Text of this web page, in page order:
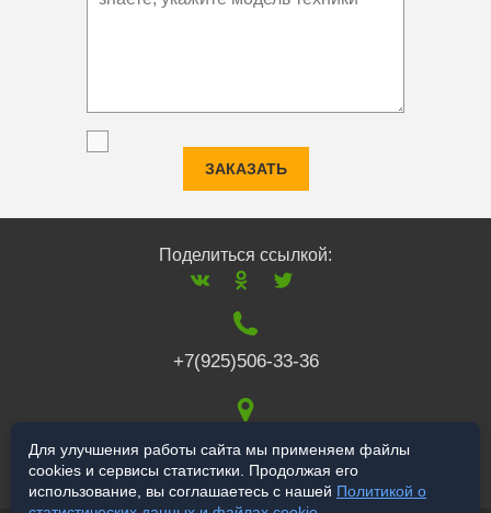
ЗАКАЗАТЬ
Поделиться ссылкой:
+7(925)506-33-36
117519,г. Москва,
Варшавское ш., 132
Для улучшения работы сайта мы применяем файлы
cookies и сервисы статистики. Продолжая его
использование, вы соглашаетесь с нашей Политикой о